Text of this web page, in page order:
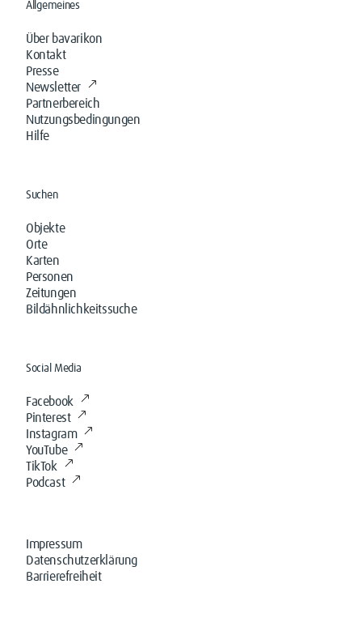
Allgemeines
Über bavarikon
Kontakt
Presse
Newsletter
Partnerbereich
Nutzungsbedingungen
Hilfe
Suchen
Objekte
Orte
Karten
Personen
Zeitungen
Bildähnlichkeitssuche
Social Media
Facebook
Pinterest
Instagram
YouTube
TikTok
Podcast
Impressum
Datenschutzerklärung
Barrierefreiheit